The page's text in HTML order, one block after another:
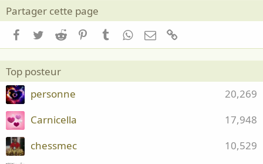
Partager cette page
Facebook
TwitterReddit PinterestTumblrWhatsApp
Email
Top posteur
20,269
personne
17,948
Carnicella
10,529
chessmec